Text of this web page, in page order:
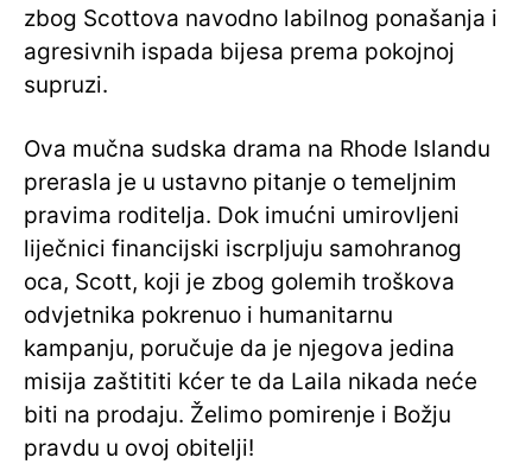
zbog Scottova navodno labilnog ponašanja i
agresivnih ispada bijesa prema pokojnoj
supruzi.
Ova mučna sudska drama na Rhode Islandu
prerasla je u ustavno pitanje o temeljnim
pravima roditelja. Dok imućni umirovljeni
liječnici financijski iscrpljuju samohranog
oca, Scott, koji je zbog golemih troškova
odvjetnika pokrenuo i humanitarnu
kampanju, poručuje da je njegova jedina
misija zaštititi kćer te da Laila nikada neće
biti na prodaju. Želimo pomirenje i Božju
pravdu u ovoj obitelji!